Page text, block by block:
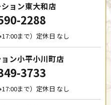
ョン東大和店
2288
まで）定休日 なし
ン小平小川町店
3733
まで）定休日 なし